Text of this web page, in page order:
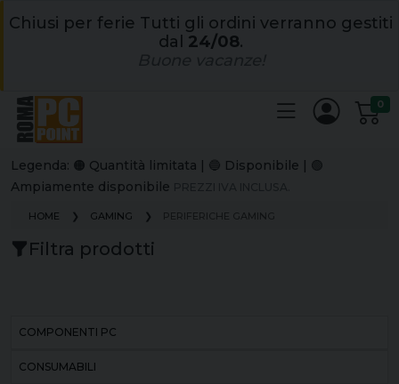
Chiusi per ferie Tutti gli ordini verranno gestiti
dal 24/08.
0
Legenda: 🟠 Quantità limitata | 🔵 Disponibile | 🟢
Ampiamente disponibile
HOME GAMING PERIFERICHE GAMING
Filtra prodotti
COMPONENTI PC
CONSUMABILI